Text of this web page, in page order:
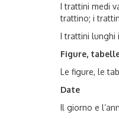
I trattini medi
trattino; i
I trattini lunghi
Figure,
Le figure, le
Date
Il giorno e